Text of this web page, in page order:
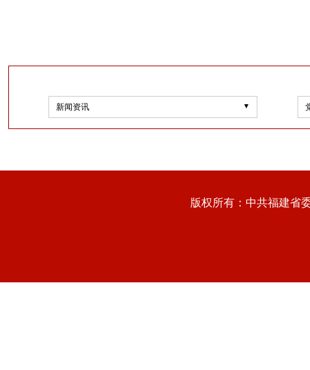
新闻资讯
版权所有：中共福建省